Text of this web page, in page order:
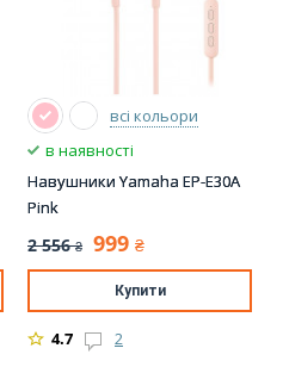
всі кольори
в наявності
Навушники Yamaha EP-E30A
Pink
2 556 ₴ 999 ₴
Купити
4.7 2